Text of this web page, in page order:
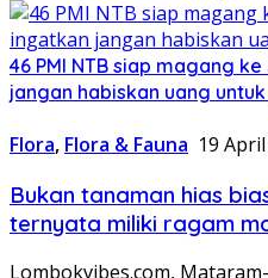
46 PMI NTB siap magang
jangan habiskan uang
Flora, Flora & Fauna 19
Bukan tanaman hias
ternyata miliki ragam
Lombokvibes.com,